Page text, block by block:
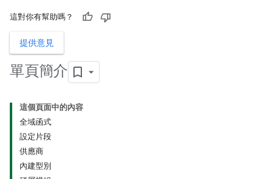
這對你有幫助嗎？
提供意見
單頁簡介
這個頁面中的內容
全域函式
設定片段
供應商
內建型別